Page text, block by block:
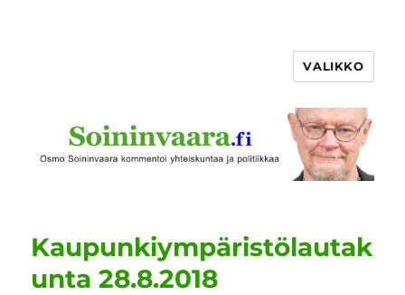
VALIKKO
Kaupunkiympäristölautak
unta 28.8.2018